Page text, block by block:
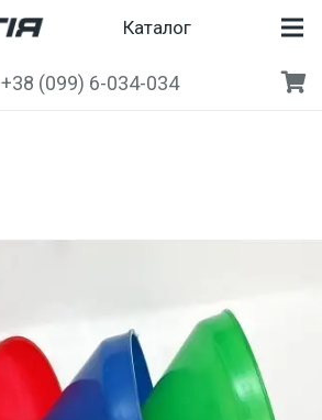
Каталог
+38 (099) 6-034-034